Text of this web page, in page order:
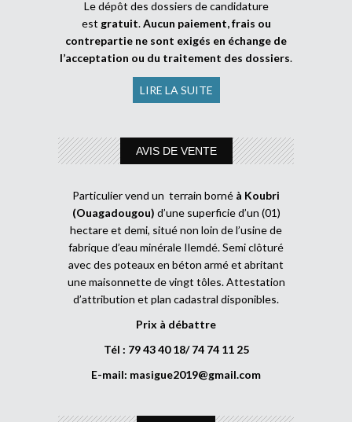
Le dépôt des dossiers de candidature
est gratuit.Aucun paiement, frais ou
contrepartie ne sont exigés en échange de
l’acceptation ou du traitement des dossiers.
LIRE LA SUITE
AVIS DE VENTE
Particulier vend un terrain borné à Koubri
(Ouagadougou) d’une superficie d’un (01)
hectare et demi, situé non loin de l’usine de
fabrique d’eau minérale Ilemdé. Semi clôturé
avec des poteaux en béton armé et abritant
une maisonnette de vingt tôles. Attestation
d’attribution et plan cadastral disponibles.
Prix à débattre
Tél : 79 43 40 18/ 74 74 11 25
E-mail: masigue2019@gmail.com